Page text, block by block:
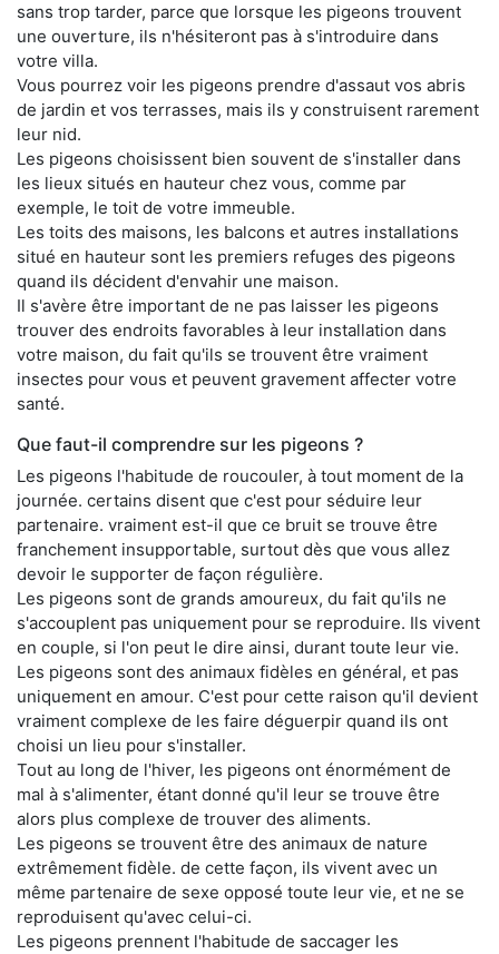
sans trop tarder, parce que lorsque les pigeons trouvent
une ouverture, ils n'hésiteront pas à s'introduire dans
votre villa.
Vous pourrez voir les pigeons prendre d'assaut vos abris
de jardin et vos terrasses, mais ils y construisent rarement
leur nid.
Les pigeons choisissent bien souvent de s'installer dans
les lieux situés en hauteur chez vous, comme par
exemple, le toit de votre immeuble.
Les toits des maisons, les balcons et autres installations
situé en hauteur sont les premiers refuges des pigeons
quand ils décident d'envahir une maison.
Il s'avère être important de ne pas laisser les pigeons
trouver des endroits favorables à leur installation dans
votre maison, du fait qu'ils se trouvent être vraiment
insectes pour vous et peuvent gravement affecter votre
santé.
Que faut-il comprendre sur les pigeons ?
Les pigeons l'habitude de roucouler, à tout moment de la
journée. certains disent que c'est pour séduire leur
partenaire. vraiment est-il que ce bruit se trouve être
franchement insupportable, surtout dès que vous allez
devoir le supporter de façon régulière.
Les pigeons sont de grands amoureux, du fait qu'ils ne
s'accouplent pas uniquement pour se reproduire. Ils vivent
en couple, si l'on peut le dire ainsi, durant toute leur vie.
Les pigeons sont des animaux fidèles en général, et pas
uniquement en amour. C'est pour cette raison qu'il devient
vraiment complexe de les faire déguerpir quand ils ont
choisi un lieu pour s'installer.
Tout au long de l'hiver, les pigeons ont énormément de
mal à s'alimenter, étant donné qu'il leur se trouve être
alors plus complexe de trouver des aliments.
Les pigeons se trouvent être des animaux de nature
extrêmement fidèle. de cette façon, ils vivent avec un
même partenaire de sexe opposé toute leur vie, et ne se
reproduisent qu'avec celui-ci.
Les pigeons prennent l'habitude de saccager les